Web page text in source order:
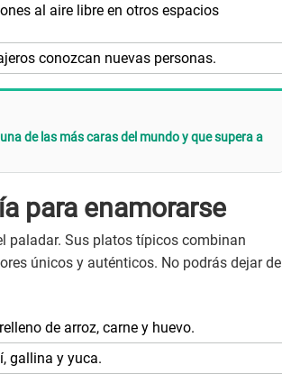
al aire libre en otros espacios
conozcan nuevas personas.
de las más caras del mundo y que supera a
para enamorarse
paladar. Sus platos típicos combinan
únicos y auténticos. No podrás dejar de
de arroz, carne y huevo.
gallina y yuca.